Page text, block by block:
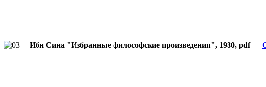
Ибн Сина "Избранные философские произведения", 1980, pdf